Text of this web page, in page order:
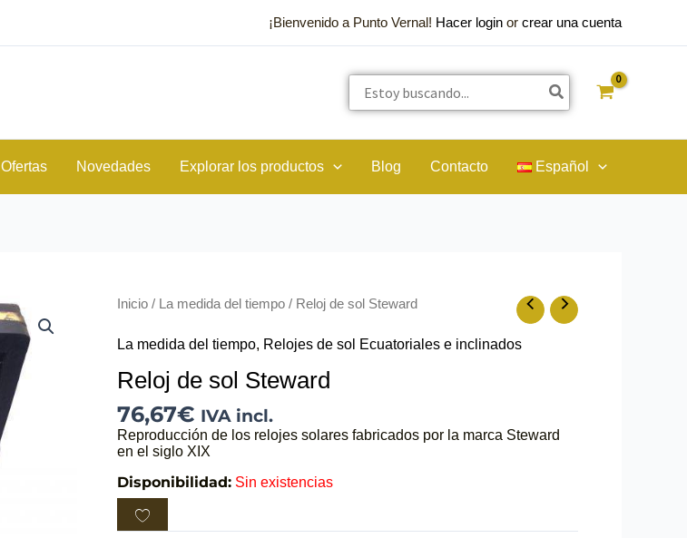
¡Bienvenido a Punto Vernal! Hacer login or crear una cuenta
por:
Ofertas Novedades Explorar los productos Blog Contacto Español
Inicio / La medida del tiempo / Reloj de sol Steward
La medida del tiempo, Relojes de sol Ecuatoriales e inclinados
Reloj de sol Steward
76,67€ IVA incl.
Reproducción de los relojes solares fabricados por la marca Steward
en el siglo XIX
Disponibilidad: Sin existencias